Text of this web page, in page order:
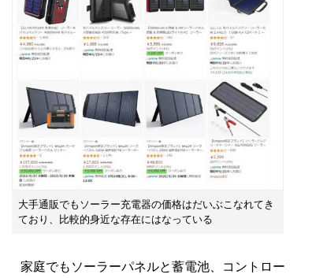
大手通販でもソーラー充電器の価格はだいぶこなれてき
ており、比較的身近な存在にはなっている
家庭でもソーラーパネルと蓄電池、コントロー